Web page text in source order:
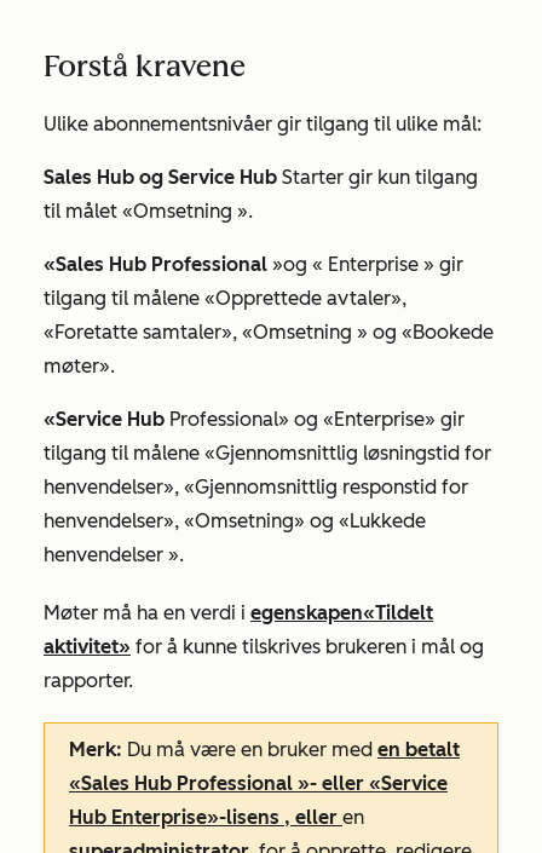
Forstå kravene
Ulike abonnementsnivåer gir tilgang til ulike mål:
Sales Hub og Service Hub Starter gir kun tilgang
til målet «Omsetning ».
«Sales Hub Professional »og « Enterprise » gir
tilgang til målene «Opprettede avtaler»,
«Foretatte samtaler», «Omsetning » og «Bookede
møter».
«Service Hub Professional» og «Enterprise» gir
tilgang til målene «Gjennomsnittlig løsningstid for
henvendelser», «Gjennomsnittlig responstid for
henvendelser», «Omsetning» og «Lukkede
henvendelser ».
Møter må ha en verdi i egenskapen«Tildelt
aktivitet» for å kunne tilskrives brukeren i mål og
rapporter.
Merk: Du må være en bruker med en betalt
«Sales Hub Professional »- eller «Service
Hub Enterprise»-lisens , eller en